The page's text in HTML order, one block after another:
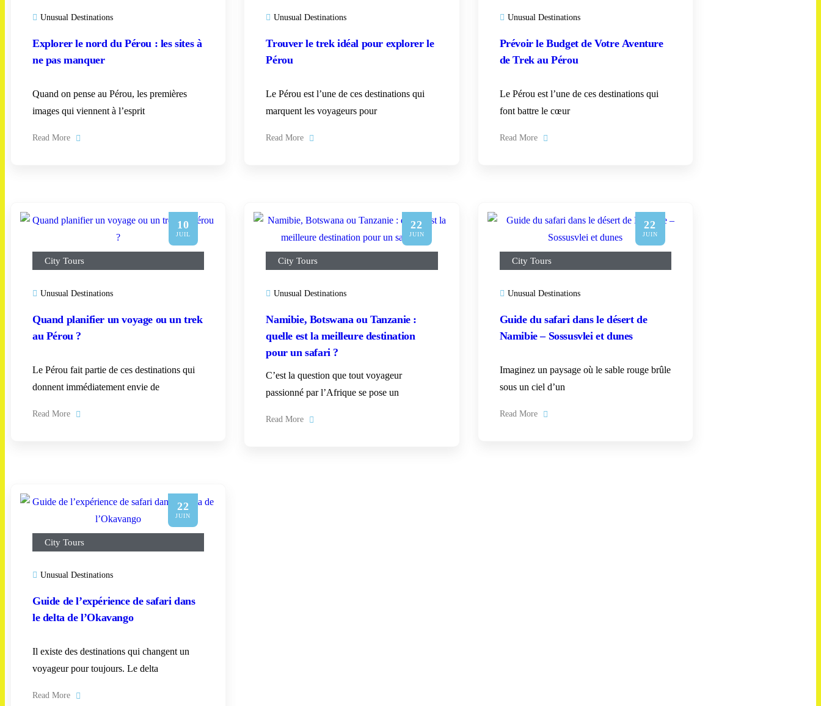
Unusual Destinations
Explorer le nord du Pérou : les sites à
ne pas manquer
Quand on pense au Pérou, les premières
images qui viennent à l’esprit
Read More
Unusual Destinations
Trouver le trek idéal pour explorer le
Pérou
Le Pérou est l’une de ces destinations qui
marquent les voyageurs pour
Read More
Unusual Destinations
Prévoir le Budget de Votre Aventure
de Trek au Pérou
Le Pérou est l’une de ces destinations qui
font battre le cœur
Read More
10
JUIL
City Tours
Unusual Destinations
Quand planifier un voyage ou un trek
au Pérou ?
Le Pérou fait partie de ces destinations qui
donnent immédiatement envie de
Read More
22
JUIN
City Tours
Unusual Destinations
Namibie, Botswana ou Tanzanie :
quelle est la meilleure destination
pour un safari ?
C’est la question que tout voyageur
passionné par l’Afrique se pose un
Read More
22
JUIN
City Tours
Unusual Destinations
Guide du safari dans le désert de
Namibie – Sossusvlei et dunes
Imaginez un paysage où le sable rouge brûle
sous un ciel d’un
Read More
22
JUIN
City Tours
Unusual Destinations
Guide de l’expérience de safari dans
le delta de l’Okavango
Il existe des destinations qui changent un
voyageur pour toujours. Le delta
Read More